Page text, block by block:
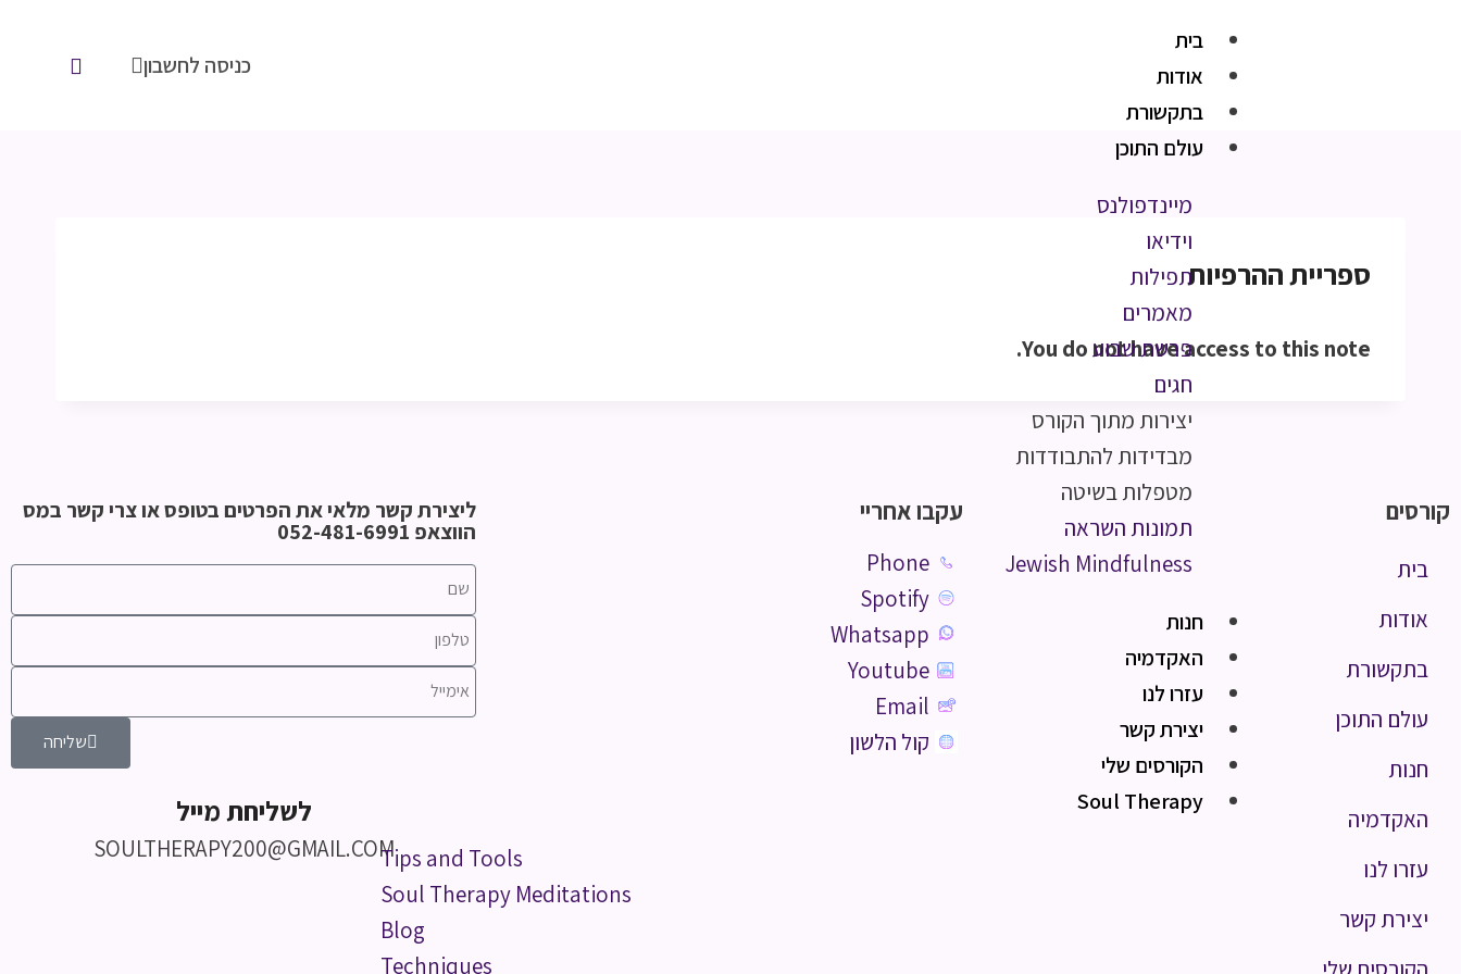
בית
אודות
בתקשורת
עולם התוכן
מיינדפולנס
וידיאו
תפילות
מאמרים
פרשת שבוע
חגים
יצירות מתוך הקורס
מבדידות להתבודדות
מטפלות בשיטה
תמונות השראה
Jewish Mindfulness
חנות
האקדמיה
עזרו לנו
יצירת קשר
הקורסים שלי
Soul Therapy
Tips and Tools
Soul Therapy Meditations
Blog
Techniques
כניסה לחשבון
ספריית ההרפיות
You do not have access to this note.
קורסים
בית
אודות
בתקשורת
עולם התוכן
חנות
האקדמיה
עזרו לנו
יצירת קשר
עקבו אחריי
Phone
Spotify
Whatsapp
Youtube
Email
קול הלשון
ליצירת קשר מלאי את הפרטים בטופס או צרי קשר במס
הווצאפ 052-481-6991
שליחה
לשליחת מייל
SOULTHERAPY200@GMAIL.COM